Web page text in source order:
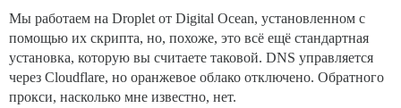
Мы работаем на Droplet от Digital Ocean, установленном с
помощью их скрипта, но, похоже, это всё ещё стандартная
установка, которую вы считаете таковой. DNS управляется
через Cloudflare, но оранжевое облако отключено. Обратного
прокси, насколько мне известно, нет.